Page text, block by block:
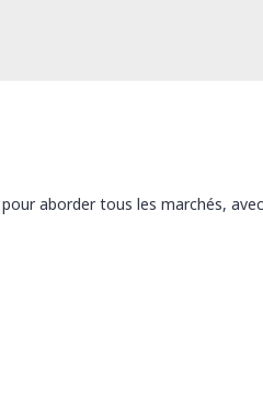
aborder tous les marchés,